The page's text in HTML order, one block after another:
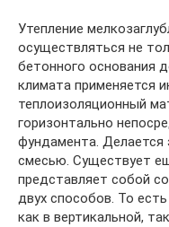
Утепление
осуществляться не
бетонного основания
климата применяется
теплоизоляционный
горизонтально
фундамента. Делается
смесью. Существует
представляет собой
двух способов. То
как в вертикальной,